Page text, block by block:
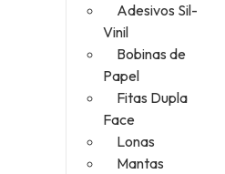
Adesivos Sil-
Vinil
Bobinas de
Papel
Fitas Dupla
Face
Lonas
Mantas